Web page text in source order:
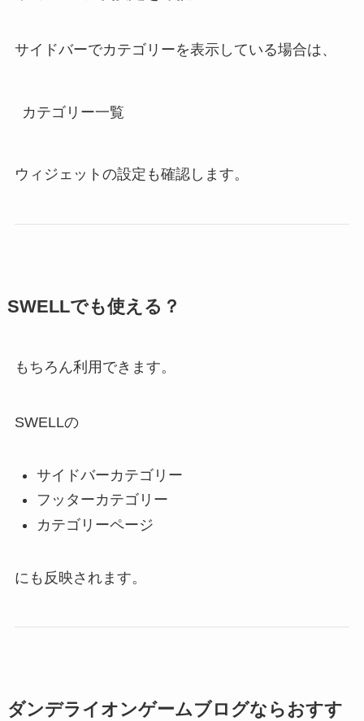
サイドバーでカテゴリーを表示している場合は、
カテゴリー一覧
ウィジェットの設定も確認します。
SWELLでも使える？
もちろん利用できます。
SWELLの
サイドバーカテゴリー
フッターカテゴリー
カテゴリーページ
にも反映されます。
ダンデライオンゲームブログならおすす